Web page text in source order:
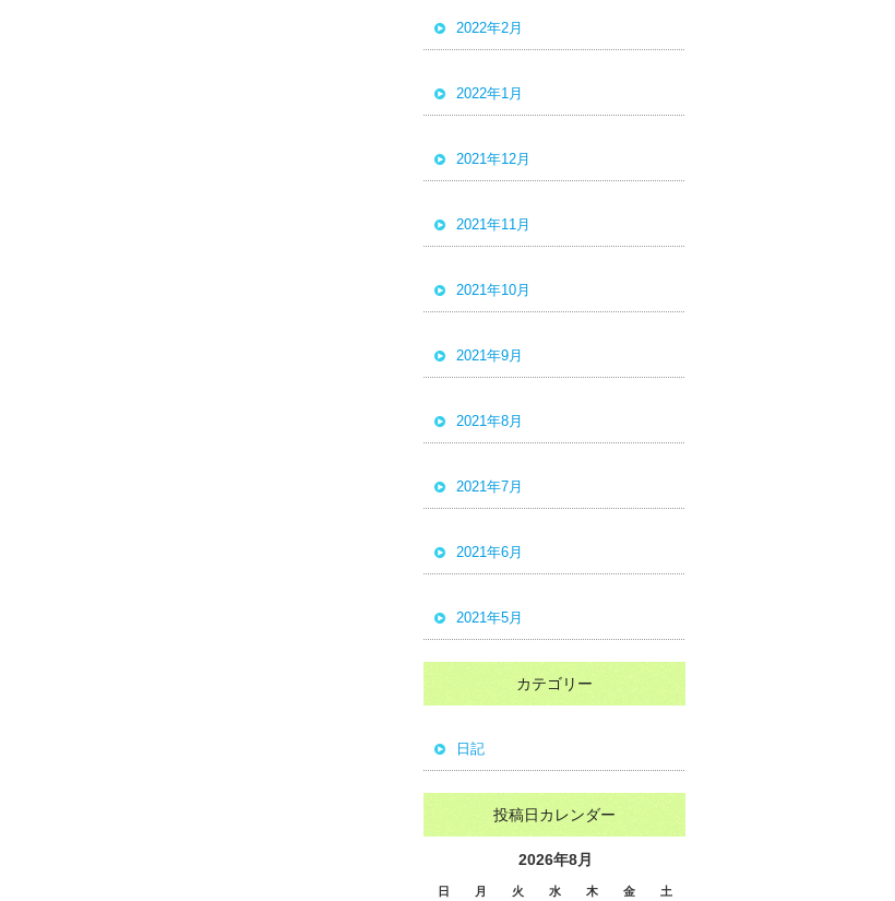
2022年2月
2022年1月
2021年12月
2021年11月
2021年10月
2021年9月
2021年8月
2021年7月
2021年6月
2021年5月
カテゴリー
日記
投稿日カレンダー
2026年8月
日 月 火 水 木 金 土